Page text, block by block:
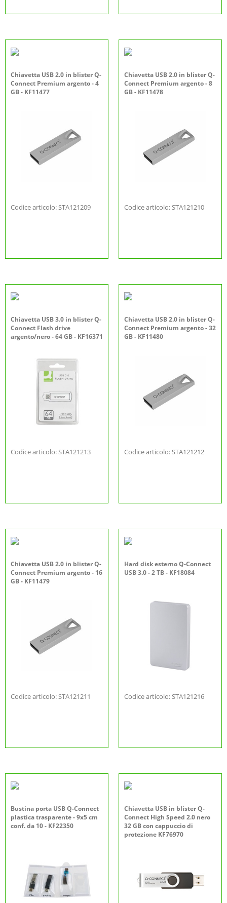
Chiavetta USB 2.0 in blister Q-
Connect Premium argento - 4
GB - KF11477
Codice articolo: STA121209
Chiavetta USB 2.0 in blister Q-
Connect Premium argento - 8
GB - KF11478
Codice articolo: STA121210
Chiavetta USB 3.0 in blister Q-
Connect Flash drive
argento/nero - 64 GB - KF16371
Codice articolo: STA121213
Chiavetta USB 2.0 in blister Q-
Connect Premium argento - 32
GB - KF11480
Codice articolo: STA121212
Chiavetta USB 2.0 in blister Q-
Connect Premium argento - 16
GB - KF11479
Codice articolo: STA121211
Hard disk esterno Q-Connect
USB 3.0 - 2 TB - KF18084
Codice articolo: STA121216
Bustina porta USB Q-Connect
plastica trasparente - 9x5 cm
conf. da 10 - KF22350
Chiavetta USB in blister Q-
Connect High Speed 2.0 nero
32 GB con cappuccio di
protezione KF76970